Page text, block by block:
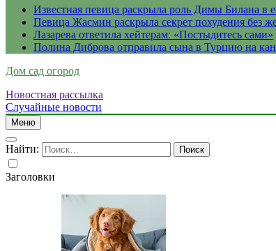
Известная певица раскрыла роль Димы Билана в
Певица Жасмин раскрыла секрет похудения без
Лазарева ответила хейтерам: «Постыдитесь сами»
Полина Диброва отправила сына в Турцию на
Дом сад огород
Новостная рассылка
Случайные новости
Меню
Найти:
Заголовки